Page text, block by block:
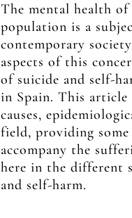
The mental health
population is a
contemporary
aspects of this
of suicide and self-
in Spain. This article
causes,
field, providing
accompany the
here in the different
and self-harm.